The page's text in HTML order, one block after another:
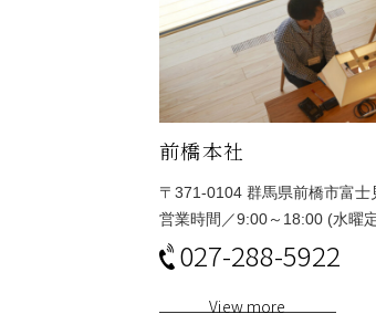
前橋本社
〒371-0104 群馬県前橋市富士
営業時間／9:00～18:00 (水曜
027-288-5922
View more